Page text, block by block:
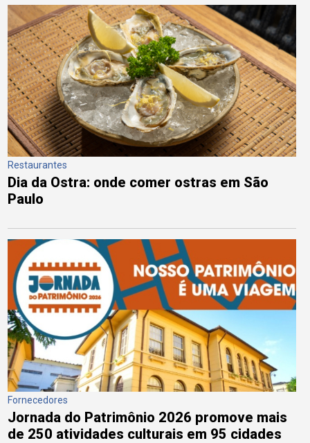
Restaurantes
Dia da Ostra: onde comer ostras em São
Paulo
Fornecedores
Jornada do Patrimônio 2026 promove mais
de 250 atividades culturais em 95 cidades